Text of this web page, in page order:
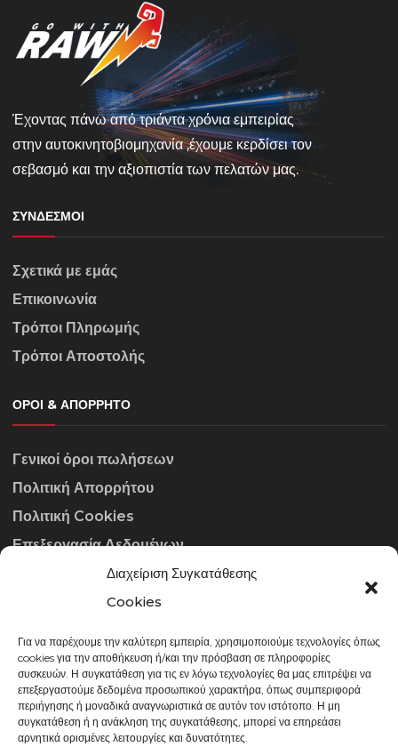
Διαχείριση Συγκατάθεσης
Cookies
Για να παρέχουμε την καλύτερη εμπειρία, χρησιμοποιούμε τεχνολογίες όπως
cookies για την αποθήκευση ή/και την πρόσβαση σε πληροφορίες
συσκευών. Η συγκατάθεση για τις εν λόγω τεχνολογίες θα μας επιτρέψει να
επεξεργαστούμε δεδομένα προσωπικού χαρακτήρα, όπως συμπεριφορά
περιήγησης ή μοναδικά αναγνωριστικά σε αυτόν τον ιστότοπο. Η μη
συγκατάθεση ή η ανάκληση της συγκατάθεσης, μπορεί να επηρεάσει
αρνητικά ορισμένες λειτουργίες και δυνατότητες.
Έχοντας πάνω από τριάντα χρόνια εμπειρίας
στην αυτοκινητοβιομηχανία ,έχουμε κερδίσει τον
σεβασμό και την αξιοπιστία των πελατών μας.
ΣΎΝΔΕΣΜΟΙ
Σχετικά με εμάς
Επικοινωνία
Τρόποι Πληρωμής
Τρόποι Αποστολής
ΌΡΟΙ & ΑΠΌΡΡΗΤΟ
Γενικοί όροι πωλήσεων
Πολιτική Απορρήτου
Πολιτική Cookies
Επεξεργασία Δεδομένων
ΣΤΟΙΧΕΊΑ ΕΠΙΚΟΙΝΩΝΊΑΣ
info@gowithraw.gr
24310 35062
Δευ. - Παρ. 08:00 - 20:00